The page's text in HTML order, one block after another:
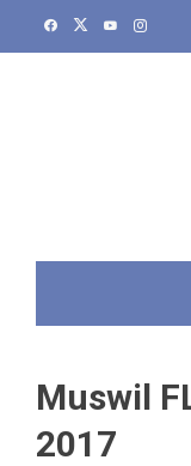
Muswil
2017